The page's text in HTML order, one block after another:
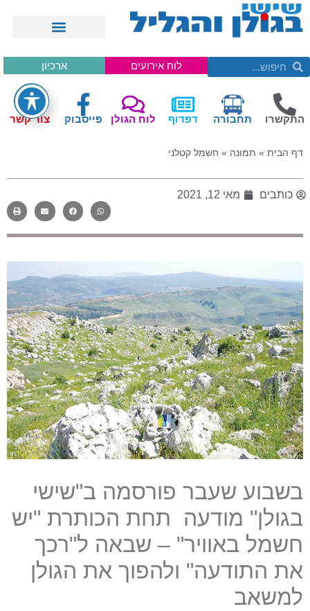
לוח אירועים ארכיון
התקשרו תחבורה דפדוף לוח הגולן פייסבוק צור קשר
דף הבית » תמונה » חשמל קטלני
כותבים מאי 12, 2021
בשבוע שעבר פורסמה ב"שישי
בגולן" מודעה תחת הכותרת "יש
חשמל באוויר" – שבאה ל"רכך
את התודעה" ולהפוך את הגולן
למשאב